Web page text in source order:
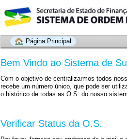
Página Principal
Bem Vindo ao Sistema de
Com o objetivo de centralizarmos todos
recebe um número único, que pode ser
o histórico de todas as O.S. do nosso
Verificar Status da O.S.